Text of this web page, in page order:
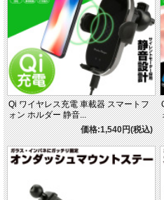
Qi ワイヤレス充電 車載器 スマートフ
ォン ホルダー 静音...
価格:1,540円(税込)